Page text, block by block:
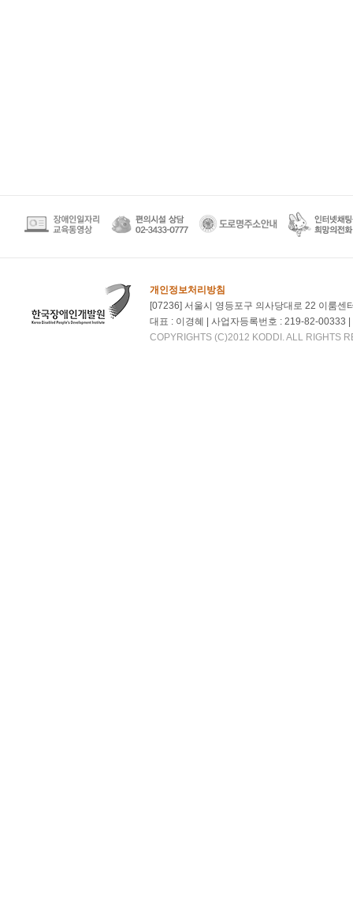
개인정보처리방침
[07236] 서울시 영등포구 의사당대로 22 이룸센
대표 : 이경혜 | 사업자등록번호 : 219-82-
COPYRIGHTS (C)2012 KODDI. ALL RIGHTS